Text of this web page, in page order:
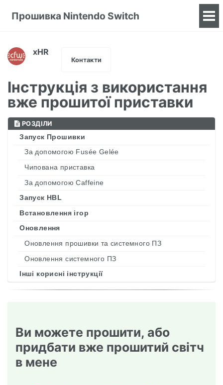
Прошивка Nintendo Switch
xHR
Контакти
Інструкція з використання
вже прошитої приставки
РОЗДІЛИ
Запуск Прошивки
За допомогою Fusée Gelée
Чипована приставка
За допомогою Caffeine
Запуск HBL
Встановлення ігор
Оновлення
Оновлення прошивки та системного ПЗ
Оновлення системного ПЗ
Інші корисні інструкції
Ви можете прошити, або
придбати вже прошитий світч
в мене